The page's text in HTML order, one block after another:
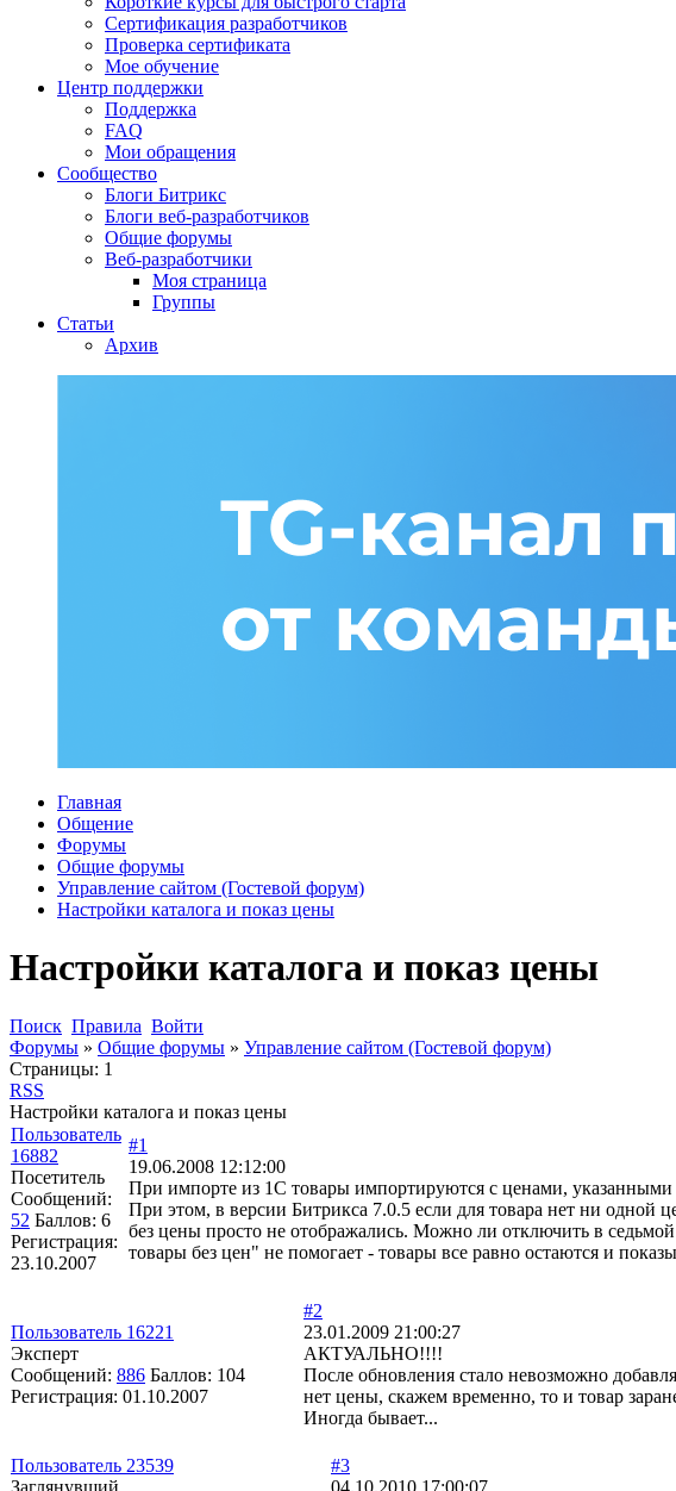
Сертификация разработчиков
Проверка сертификата
Мое обучение
Центр поддержки
Поддержка
FAQ
Мои обращения
Сообщество
Блоги Битрикс
Блоги веб-разработчиков
Общие форумы
Веб-разработчики
Моя страница
Группы
Статьи
Архив
Главная
Общение
Форумы
Общие форумы
Управление сайтом (Гостевой форум)
Настройки каталога и показ цены
Настройки каталога и показ цены
Поиск Правила Войти
Форумы » Общие форумы » Управление сайтом (Гостевой форум)
Страницы: 1
RSS
Настройки каталога и показ цены
Пользователь
16882
Посетитель
Сообщений:
52 Баллов: 6
Регистрация:
23.10.2007
#1
19.06.2008 12:12:00
При импорте из 1С товары импортируются с ценами, указанными
При этом, в версии Битрикса 7.0.5 если для товара нет ни
без цены просто не отображались. Можно ли отключить в
товары без цен" не помогает - товары все равно остаются и
Пользователь 16221
Эксперт
Сообщений: 886 Баллов: 104
Регистрация: 01.10.2007
#2
23.01.2009 21:00:27
АКТУАЛЬНО!!!!
После обновления стало невозможно
нет цены, скажем временно, то и товар
Иногда бывает...
Пользователь 23539
Заглянувший
#3
04.10.2010 17:00:07